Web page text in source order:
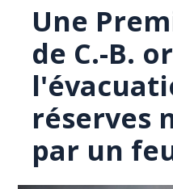
Une
de C.-B.
réserves
par un